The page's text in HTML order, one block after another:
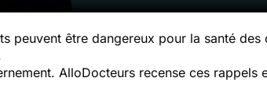
peuvent être dangereux pour la santé des
AlloDocteurs recense ces rappels